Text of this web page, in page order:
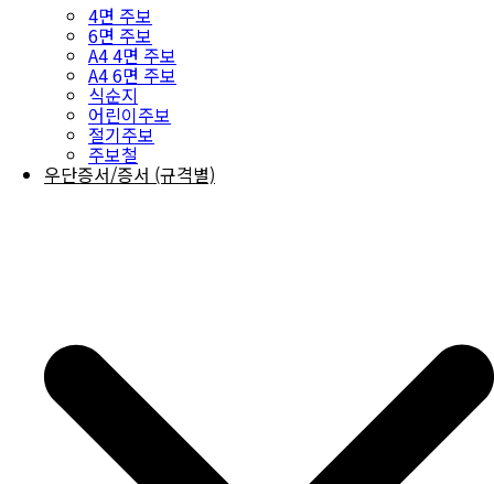
4면 주보
6면 주보
A4 4면 주보
A4 6면 주보
식순지
어린이주보
절기주보
주보철
우단증서/증서 (규격별)